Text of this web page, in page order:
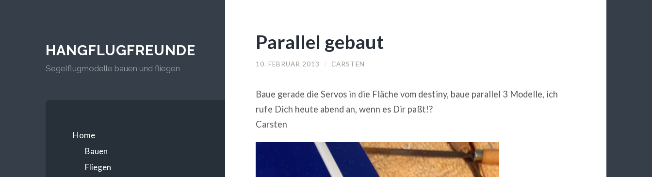
HANGFLUGFREUNDE
Segelflugmodelle bauen und fliegen
Home
Bauen
Fliegen
Parallel gebaut
10. FEBRUAR 2013 / CARSTEN
Baue gerade die Servos in die Fläche vom destiny, baue parallel 3 Modelle, ich
rufe Dich heute abend an, wenn es Dir paßt!?
Carsten